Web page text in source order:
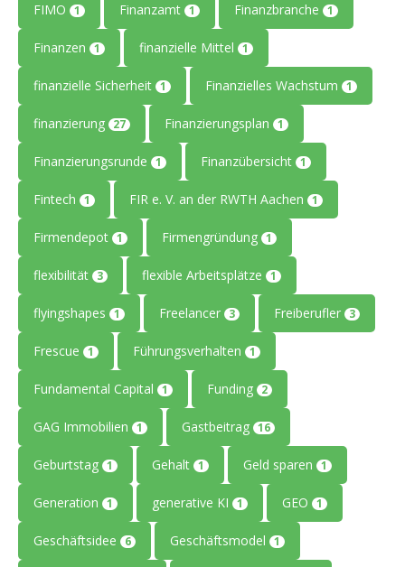
FIMO 1 Finanzamt 1 Finanzbranche 1
Finanzen 1 finanzielle Mittel 1
finanzielle Sicherheit 1 Finanzielles Wachstum 1
finanzierung 27 Finanzierungsplan 1
Finanzierungsrunde 1 Finanzübersicht 1
Fintech 1 FIR e. V. an der RWTH Aachen 1
Firmendepot 1 Firmengründung 1
flexibilität 3 flexible Arbeitsplätze 1
flyingshapes 1 Freelancer 3 Freiberufler 3
Frescue 1 Führungsverhalten 1
Fundamental Capital 1 Funding 2
GAG Immobilien 1 Gastbeitrag 16
Geburtstag 1 Gehalt 1 Geld sparen 1
Generation 1 generative KI 1 GEO 1
Geschäftsidee 6 Geschäftsmodel 1